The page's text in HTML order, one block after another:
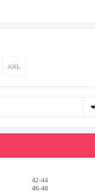
XXL
42-44
46-48